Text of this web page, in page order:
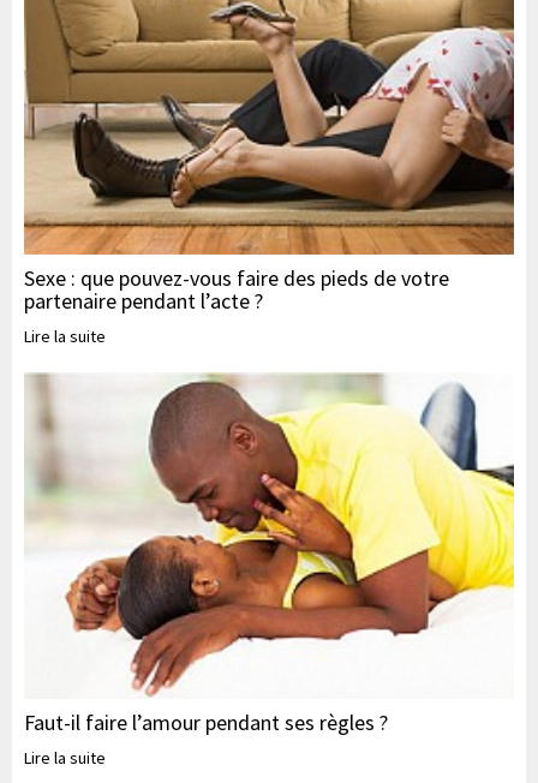
Sexe : que pouvez-vous faire des pieds de votre
partenaire pendant l’acte ?
Lire la suite
Faut-il faire l’amour pendant ses règles ?
Lire la suite